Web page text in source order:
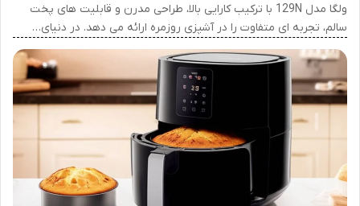
ولگا مدل 129N با ترکیب کارایی بالا، طراحی مدرن و قابلیت های پخت
سالم، تجربه ای متفاوت را در آشپزی روزمره ارائه می دهد. در دنیای…